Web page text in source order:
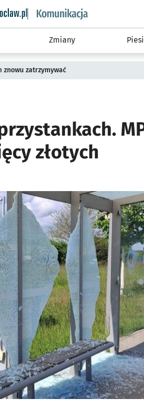
informacyjny wroclaw.pl podserwis:
Zmiany Piesi
znowu zatrzymywać
złotych